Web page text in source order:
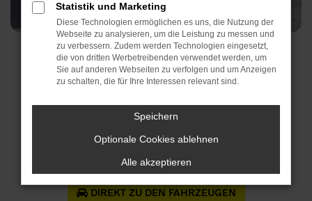
Abbildung zeigt aufpreispflichtige Sonderausstattungen
Volvo XC60 B5 Plus
Benziner als Black Edition
DIREKT ZU DEN FAHRZEUGEN
Statistik und Marketing
Diese Technologien ermöglichen es uns, die Nutzung der
Webseite zu analysieren, um die Leistung zu messen und
zu verbessern. Zudem werden Technologien eingesetzt,
die von dritten Werbetreibenden verwendet werden, um
Sie auf anderen Webseiten zu verfolgen und um Anzeigen
zu schalten, die für Ihre Interessen relevant sind.
Speichern
Optionale Cookies ablehnen
Alle akzeptieren